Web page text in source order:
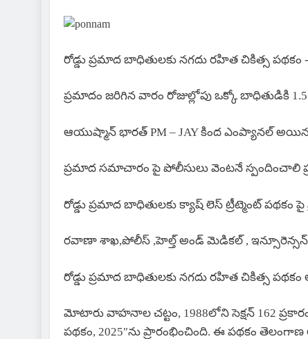
రోడ్డు ప్రమాద బాధితులకు నగదు రహిత చికిత్స పథకం
ప్రమాదం జరిగిన వారం రోజుల్లోపు ఒక్కో బాధితుడికి
ఆయుష్మాన్ భారత్ PM – JAY కింద ఎంప్యానల్ అయిన
ప్రమాద సమాచారం పై పోలీసులు వెంటనే
రోడ్డు ప్రమాద బాధితులకు క్యాష్ లెస్ ట్రీట్మెంట్
రవాణా శాఖ,పోలీస్ ,హెల్త్ అండ్ మెడికల్ ,
రోడ్డు ప్రమాద బాధితులకు నగదు రహిత చికిత్స
మోటారు వాహనాల చట్టం, 1988లోని సెక్షన్ 162
పథకం, 2025″ను ప్రారంభించింది. ఈ పథకం